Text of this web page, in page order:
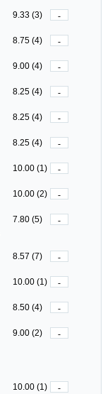
9.33 (3)
-
8.75 (4)
-
9.00 (4)
-
8.25 (4)
-
8.25 (4)
-
8.25 (4)
-
10.00 (1)
-
10.00 (2)
-
7.80 (5)
-
8.57 (7)
-
10.00 (1)
-
8.50 (4)
-
9.00 (2)
-
10.00 (1)
-